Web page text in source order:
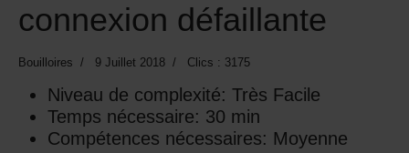
connexion défaillante
Bouilloires 9 Juillet 2018 Clics : 3175
Niveau de complexité: Très Facile
Temps nécessaire: 30 min
Compétences nécessaires: Moyenne